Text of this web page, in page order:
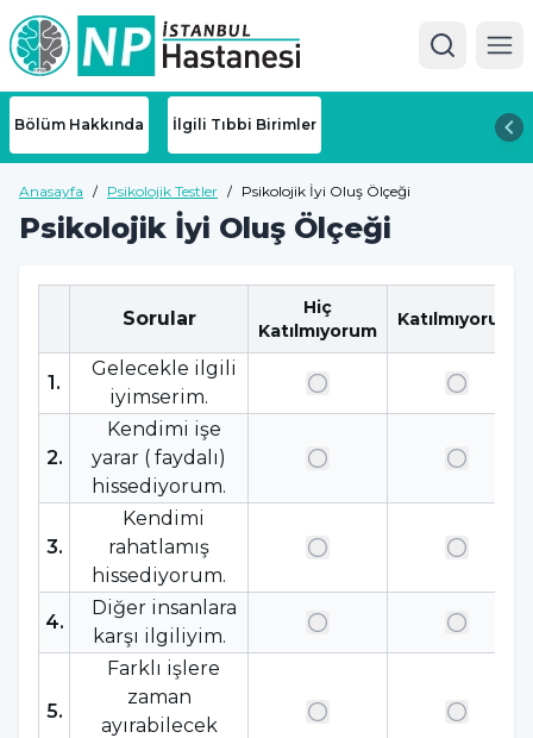
Bölüm Hakkında İlgili Tıbbi Birimler
Anasayfa / Psikolojik Testler / Psikolojik İyi Oluş Ölçeği
Psikolojik İyi Oluş Ölçeği
Sorular
Hiç
Katılmıyorum
Katılmıyorum
1.
Gelecekle ilgili
iyimserim.
2.
Kendimi işe
yarar ( faydalı)
hissediyorum.
3.
Kendimi
rahatlamış
hissediyorum.
4.
Diğer insanlara
karşı ilgiliyim.
5.
Farklı işlere
zaman
ayırabilecek